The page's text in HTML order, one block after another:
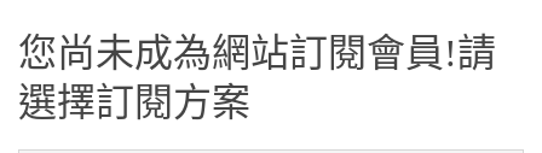
您尚未成為網站訂閱會員!請
選擇訂閱方案